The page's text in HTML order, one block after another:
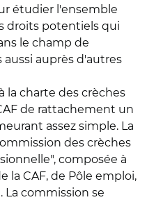
étudier l'ensemble
droits potentiels qui
le champ de
aussi auprès d'autres
la charte des crèches
de rattachement un
assez simple. La
des crèches
composée à
la CAF, de Pôle emploi,
commission se